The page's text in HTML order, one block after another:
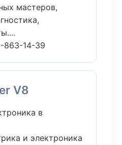
мастеров,
863-14-39
V8
в
и электроника